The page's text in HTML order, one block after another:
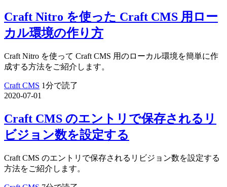
Craft Nitro を使った Craft CMS 用ロー
カル環境の作り方
Craft Nitro を使って Craft CMS 用のローカル環境を簡単に作
成する方法をご紹介します。
Craft CMS 1分で読了
2020-07-01
Craft CMS のエントリで保存されるリ
ビジョン数を設定する
Craft CMS のエントリで保存されるリビジョン数を設定する
方法をご紹介します。